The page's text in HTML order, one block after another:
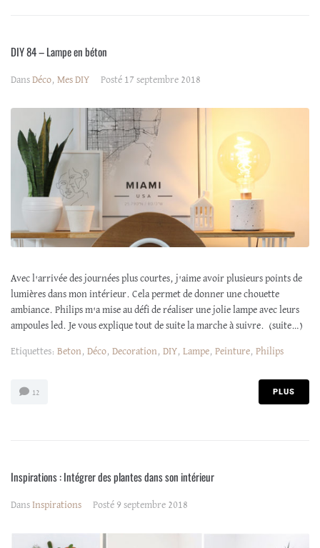
DIY 84 – Lampe en béton
Dans Déco, Mes DIY Posté 17 septembre 2018
Avec l'arrivée des journées plus courtes, j'aime avoir plusieurs points de
lumières dans mon intérieur. Cela permet de donner une chouette
ambiance. Philips m'a mise au défi de réaliser une jolie lampe avec leurs
ampoules led. Je vous explique tout de suite la marche à suivre. (suite…)
Etiquettes: Beton , Déco, Decoration , DIY, Lampe, Peinture, Philips
12 PLUS
Inspirations : Intégrer des plantes dans son intérieur
Dans Inspirations Posté 9 septembre 2018